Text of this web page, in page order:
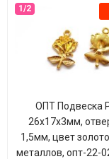
ОПТ Подвеска
26х17х3мм,
1,5мм, цвет
металлов, опт-22-